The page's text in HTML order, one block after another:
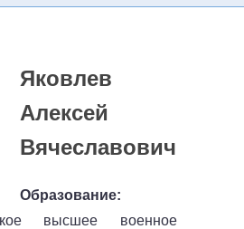
Яковлев
Алексей
Вячеславович
Образование:
высшее военное